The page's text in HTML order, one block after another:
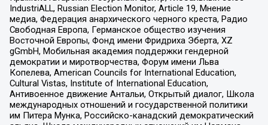
IndustriALL, Russian Election Monitor, Article 19, Мнение
медиа, Федерация анархического черного креста, Радио
Свободная Европа, Германское общество изучения
Восточной Европы, Фонд имени Фридриха Эберта, XZ
gGmbH, Мобильная академия поддержки гендерной
демократии и миротворчества, Форум имени Льва
Копелева, American Councils for International Education,
Cultural Vistas, Institute of International Education,
Антивоенное движение Антальи, Открытый диалог, Школа
международных отношений и государственной политики
им Питера Мунка, Российско-канадский демократический